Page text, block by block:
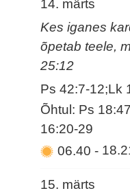
14. märts
Kes iganes
õpetab teele,
25:12
Ps 42:7-12;Lk
Õhtul: Ps
16:20-29
06.40-
15. märts